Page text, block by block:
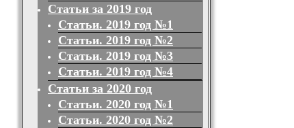
Статьи за 2019 год
Статьи. 2019 год №1
Статьи. 2019 год №2
Статьи. 2019 год №3
Статьи. 2019 год №4
Статьи за 2020 год
Статьи. 2020 год №1
Статьи. 2020 год №2